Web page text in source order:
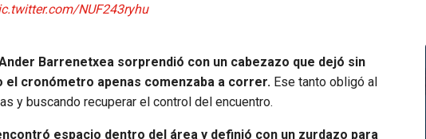
NUF243ryhu
Barrenetxea sorprendió con un cabezazo que dejó sin
el cronómetro apenas comenzaba a correr. Ese tanto obligó al
y buscando recuperar el control del encuentro.
espacio dentro del área y definió con un zurdazo para